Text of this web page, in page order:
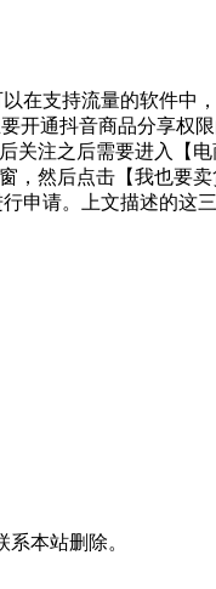
在支持流量的软件
开通抖音商品分享
关注之后需要进入
然后点击【我也要
申请。上文描述的
本站删除。